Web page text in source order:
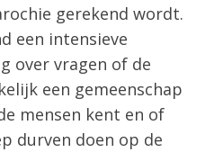
gerekend wordt.
een intensieve
over vragen of de
een gemeenschap
mensen kent en of
durven doen op de